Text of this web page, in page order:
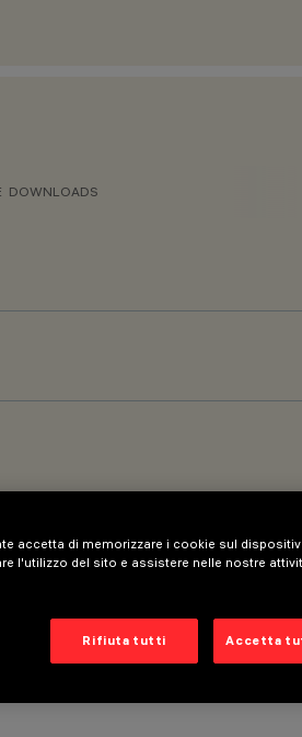
DOWNLOADS
accetta di memorizzare i cookie sul
l'utilizzo del sito e assistere nelle nostre
Rifiuta tutti Accetta